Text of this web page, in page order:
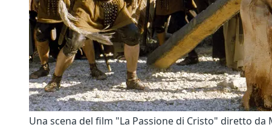
Una scena del film "La Passione di Cristo" diretto da